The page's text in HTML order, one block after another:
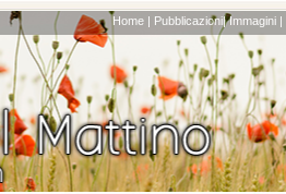
Home | Pubblicazioni| Immagini |